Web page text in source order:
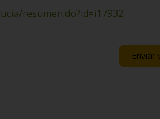
resumen.do?id=i17932
Enviar